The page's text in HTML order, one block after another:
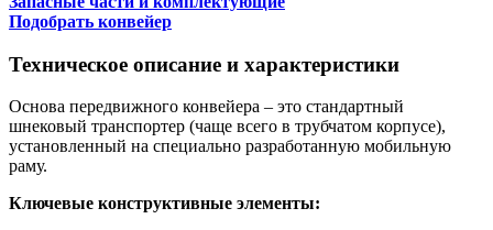
Подобрать конвейер
Техническое описание и характеристики
Основа передвижного конвейера – это стандартный
шнековый транспортер (чаще всего в трубчатом корпусе),
установленный на специально разработанную мобильную
раму.
Ключевые конструктивные элементы: